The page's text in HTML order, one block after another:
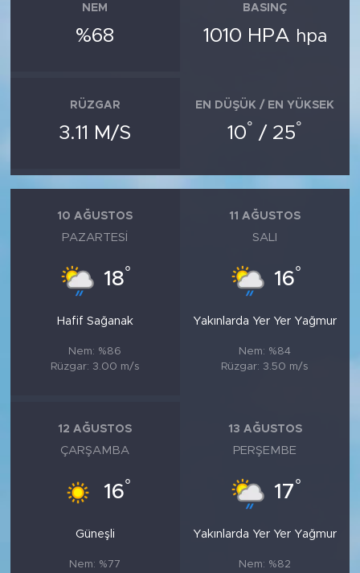
NEM
%68
BASINÇ
1010 HPA hpa
RÜZGAR
3.11 M/S
EN DÜŞÜK / EN YÜKSEK
10° / 25°
10 AĞUSTOS
PAZARTESI
18°
Hafif Sağanak
Nem: %86
Rüzgar: 3.00 m/s
11 AĞUSTOS
SALI
16°
Yakınlarda Yer Yer Yağmur
Nem: %84
Rüzgar: 3.50 m/s
12 AĞUSTOS
ÇARŞAMBA
16°
Güneşli
Nem: %77
13 AĞUSTOS
PERŞEMBE
17°
Yakınlarda Yer Yer Yağmur
Nem: %82